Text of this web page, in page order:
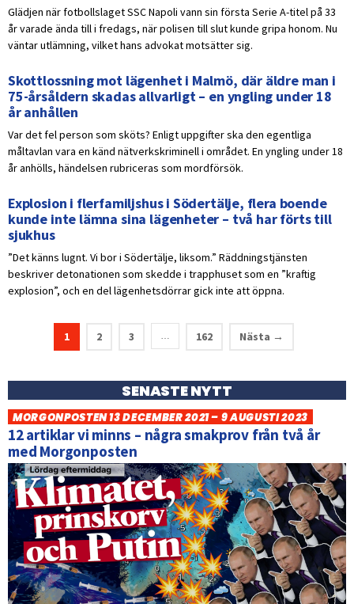
Glädjen när fotbollslaget SSC Napoli vann sin första Serie A-titel på 33
år varade ända till i fredags, när polisen till slut kunde gripa honom. Nu
väntar utlämning, vilket hans advokat motsätter sig.
Skottlossning mot lägenhet i Malmö, där äldre man i
75-årsåldern skadas allvarligt – en yngling under 18
år anhållen
Var det fel person som sköts? Enligt uppgifter ska den egentliga
måltavlan vara en känd nätverkskriminell i området. En yngling under 18
år anhölls, händelsen rubriceras som mordförsök.
Explosion i flerfamiljshus i Södertälje, flera boende
kunde inte lämna sina lägenheter – två har förts till
sjukhus
”Det känns lugnt. Vi bor i Södertälje, liksom.” Räddningstjänsten
beskriver detonationen som skedde i trapphuset som en ”kraftig
explosion”, och en del lägenhetsdörrar gick inte att öppna.
1 2 3 … 162 Nästa →
SENASTE NYTT
MORGONPOSTEN 13 DECEMBER 2021 – 9 AUGUSTI 2023
12 artiklar vi minns – några smakprov från två år
med Morgonposten